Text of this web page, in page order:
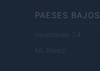
PAESES BAJOS
Investeren 24
NL Newz